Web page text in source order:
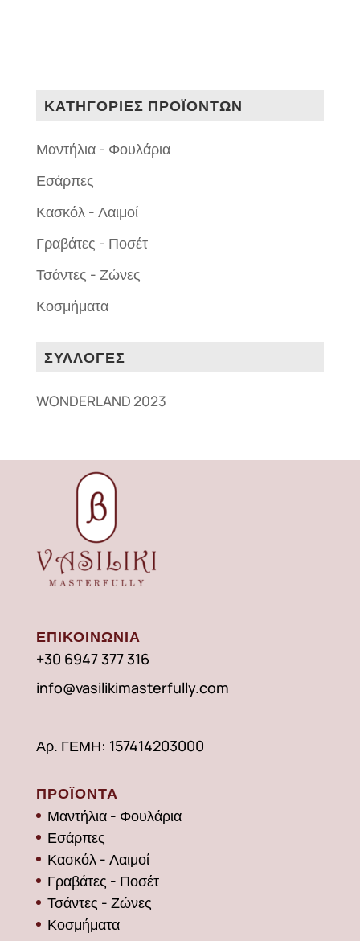
ΚΑΤΗΓΟΡΙΕΣ ΠΡΟΪΟΝΤΩΝ
Μαντήλια - Φουλάρια
Εσάρπες
Κασκόλ - Λαιμοί
Γραβάτες - Ποσέτ
Τσάντες - Ζώνες
Κοσμήματα
ΣΥΛΛΟΓΕΣ
WONDERLAND 2023
ΕΠΙΚΟΙΝΩΝΙΑ
+30 6947 377 316
info@vasilikimasterfully.com
Αρ. ΓΕΜΗ: 157414203000
ΠΡΟΪΟΝΤΑ
Μαντήλια - Φουλάρια
Εσάρπες
Κασκόλ - Λαιμοί
Γραβάτες - Ποσέτ
Τσάντες - Ζώνες
Κοσμήματα